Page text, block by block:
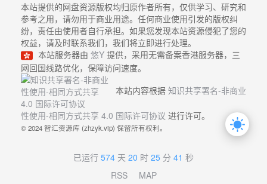
本站提供的网盘资源版权均归原作者所有，仅供学习、研究和
参考之用，请勿用于商业用途。任何商业使用引发的版权纠
纷，责任由使用者自行承担。如果您发现本站资源侵犯了您的
权益，请及时联系我们，我们将立即进行处理。
本站服务器由 悠Y 提供，采用无需备案香港服务器，三
网回国线路优化，保障访问速度。
本站内容根据 知识共享署名-非商业
性使用-相同方式共享 4.0 国际许可协议 进行许可。
© 2024 智汇资源库 (zhzyk.vip) 保留所有权利。
已运行 574 天 20 时 25 分 41 秒
RSS
MAP